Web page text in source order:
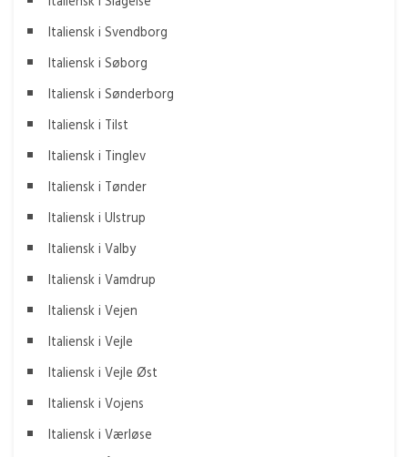
Italiensk i Svendborg
Italiensk i Søborg
Italiensk i Sønderborg
Italiensk i Tilst
Italiensk i Tinglev
Italiensk i Tønder
Italiensk i Ulstrup
Italiensk i Valby
Italiensk i Vamdrup
Italiensk i Vejen
Italiensk i Vejle
Italiensk i Vejle Øst
Italiensk i Vojens
Italiensk i Værløse